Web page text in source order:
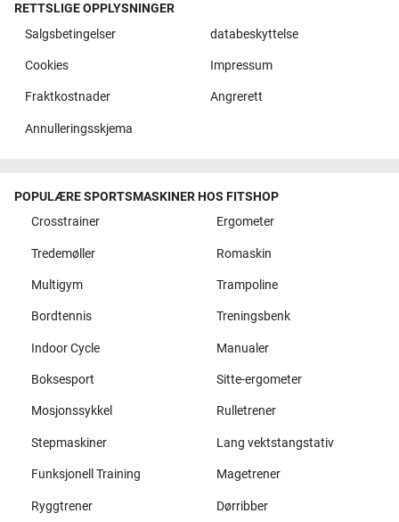
RETTSLIGE OPPLYSNINGER
Salgsbetingelser
databeskyttelse
Cookies Impressum
Fraktkostnader Angrerett
Annulleringsskjema
POPULÆRE SPORTSMASKINER HOS FITSHOP
Crosstrainer
Ergometer
Tredemøller Romaskin
Multigym Trampoline
Bordtennis Treningsbenk
Indoor Cycle Manualer
Boksesport Sitte-ergometer
Mosjonssykkel Rulletrener
Stepmaskiner Lang vektstangstativ
Funksjonell Training Magetrener
Ryggtrener Dørribber